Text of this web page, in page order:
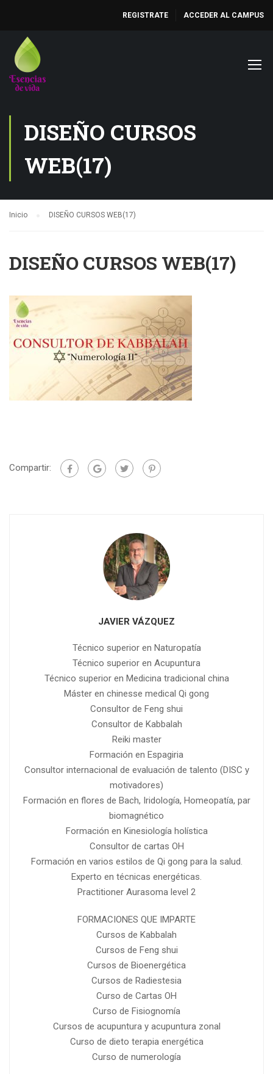
REGISTRATE ACCEDER AL CAMPUS
DISEÑO CURSOS
WEB(17)
Inicio DISEÑO CURSOS WEB(17)
DISEÑO CURSOS WEB(17)
Compartir:
JAVIER VÁZQUEZ
Técnico superior en Naturopatía
Técnico superior en Acupuntura
Técnico superior en Medicina tradicional china
Máster en chinesse medical Qi gong
Consultor de Feng shui
Consultor de Kabbalah
Reiki master
Formación en Espagiria
Consultor internacional de evaluación de talento (DISC y
motivadores)
Formación en flores de Bach, Iridología, Homeopatía, par
biomagnético
Formación en Kinesiología holística
Consultor de cartas OH
Formación en varios estilos de Qi gong para la salud.
Experto en técnicas energéticas.
Practitioner Aurasoma level 2
FORMACIONES QUE IMPARTE
Cursos de Kabbalah
Cursos de Feng shui
Cursos de Bioenergética
Cursos de Radiestesia
Curso de Cartas OH
Curso de Fisiognomía
Cursos de acupuntura y acupuntura zonal
Curso de dieto terapia energética
Curso de numerología